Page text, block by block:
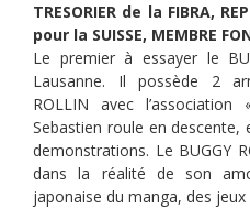
TRESORIER de la FIBRA,
pour la SUISSE, MEMBRE
Le premier à essayer le
Lausanne. Il possède 2
ROLLIN avec
Sebastien roule en
demonstrations. Le BUGGY
dans la réalité de son
japonaise du manga, des jeux